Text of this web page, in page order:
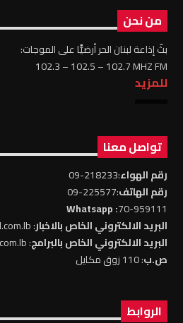
من نحن
بثّ إذاعة لبنان الحر أرضيًّا على الموجات:
102.3 – 102.5 – 102.7 MHZ FM
للمزيد
تواصل معنا
رقم الهواء:218233-09
رقم الهاتف:225577-09
70-959111
: Whatsapp
البريد الالكتروني الخاص بالاخبار: news@rll.com.lb
البريد الالكتروني الخاص بالبرامج: info@rll.com.lb
ص.ب: 110 زوق مكايل
الروابط